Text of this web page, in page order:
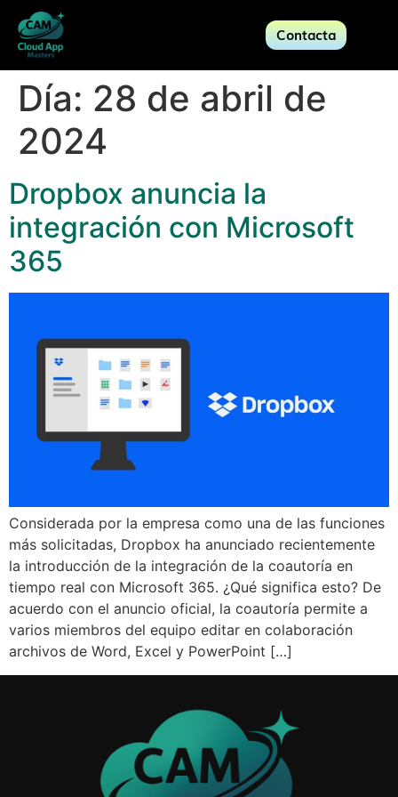
Contacta
Día: 28 de abril de
2024
Dropbox anuncia la
integración con Microsoft
365
Considerada por la empresa como una de las funciones
más solicitadas, Dropbox ha anunciado recientemente
la introducción de la integración de la coautoría en
tiempo real con Microsoft 365. ¿Qué significa esto? De
acuerdo con el anuncio oficial, la coautoría permite a
varios miembros del equipo editar en colaboración
archivos de Word, Excel y PowerPoint […]